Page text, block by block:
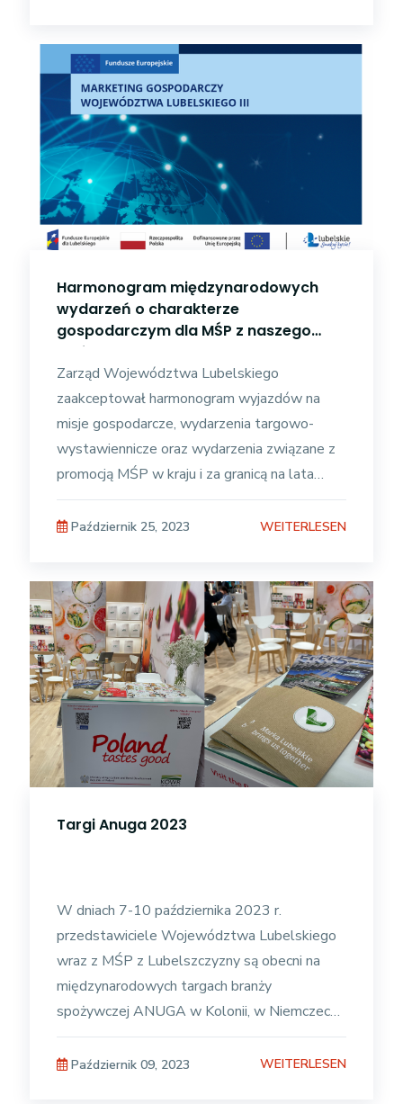
Harmonogram międzynarodowych
wydarzeń o charakterze
gospodarczym dla MŚP z naszego
regionu na lata 2024-2026
Zarząd Województwa Lubelskiego
zaakceptował harmonogram wyjazdów na
misje gospodarcze, wydarzenia targowo-
wystawiennicze oraz wydarzenia związane z
promocją MŚP w kraju i za granicą na lata
2024-2026 organizowanych w ramach
projektu „Marketing
Październik 25, 2023 WEITERLESEN
Targi Anuga 2023
W dniach 7-10 października 2023 r.
przedstawiciele Województwa Lubelskiego
wraz z MŚP z Lubelszczyzny są obecni na
międzynarodowych targach branży
spożywczej ANUGA w Kolonii, w Niemczech.
Pojechały z nami: 1. Wytwórnia Makaronu
Domowego
Październik 09, 2023 WEITERLESEN